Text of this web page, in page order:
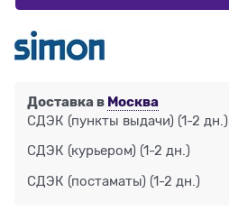
Доставка в Москва
СДЭК (пункты выдачи) (1-2 дн.)
СДЭК (курьером) (1-2 дн.)
СДЭК (постаматы) (1-2 дн.)